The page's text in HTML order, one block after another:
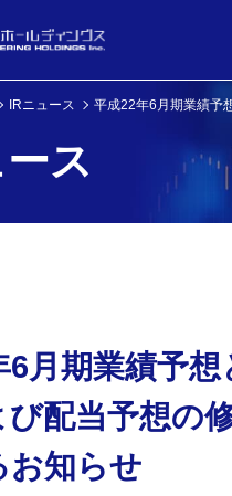
IRニュース 平成22年6月期業績予
ス
6月期業績予想
び配当予想の
お知らせ